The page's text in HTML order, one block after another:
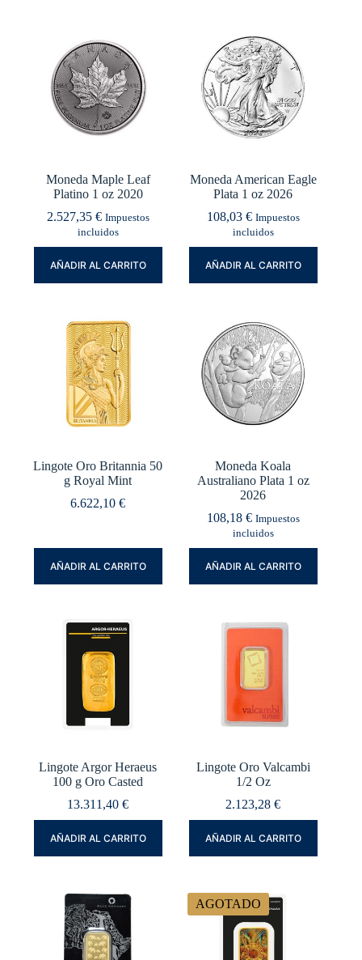
Moneda Maple Leaf
Platino 1 oz 2020
2.527,35 € Impuestos
incluidos
AÑADIR AL CARRITO
Moneda American Eagle
Plata 1 oz 2026
108,03 € Impuestos
incluidos
AÑADIR AL CARRITO
Lingote Oro Britannia 50
g Royal Mint
6.622,10€
AÑADIR AL CARRITO
Moneda Koala
Australiano Plata 1 oz
2026
108,18 € Impuestos
incluidos
AÑADIR AL CARRITO
Lingote Argor Heraeus
100 g Oro Casted
13.311,40€
AÑADIR AL CARRITO
Lingote Oro Valcambi
1/2 Oz
2.123,28€
AÑADIR AL CARRITO
AGOTADO